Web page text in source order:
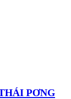
PƠNG